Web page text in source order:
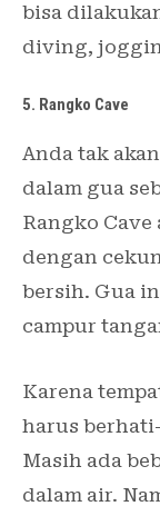
bisa
diving,
5. Rangko Cave
Anda tak
dalam gua
Rangko Cave
dengan
bersih. Gua
campur
Karena
harus
Masih ada
dalam air.